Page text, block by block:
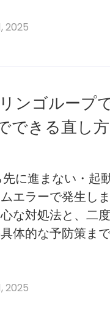
2025
ンゴループ
できる直し
に進まない・起
エラーで発生し
な対処法と、二
体的な予防策ま
2025